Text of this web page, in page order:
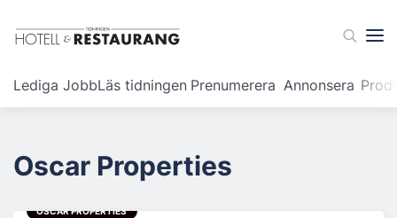
Lediga JobbLäs tidningen Prenumerera Annonsera
Oscar Properties
OSCAR PROPERTIES